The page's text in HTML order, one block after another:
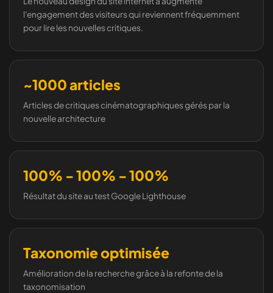
l'engagement des visiteurs qui reviennent fréquemment
pour lire les nouvelles critiques.
~1000 articles
Articles de critiques cinématographiques gérés par la
nouvelle architecture
100% - 100% - 100%
Résultat du site au test Google Lighthouse
Taxonomie optimisée
Amélioration de la recherche grâce à la refonte de la
taxonomisation